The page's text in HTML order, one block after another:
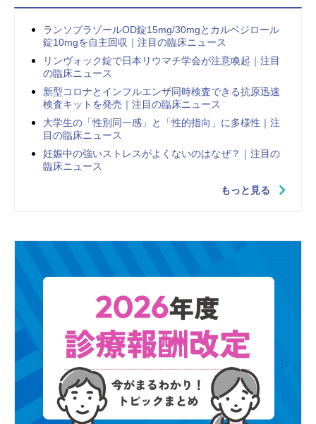
ランソプラゾールOD錠15mg/30mgとカルベジロール
錠10mgを自主回収｜注目の臨床ニュース
リンヴォック錠で日本リウマチ学会が注意喚起｜注目
の臨床ニュース
新型コロナとインフルエンザ同時検査できる抗原迅速
検査キットを発売｜注目の臨床ニュース
大学生の「性別同一感」と「性的指向」に多様性｜注
目の臨床ニュース
妊娠中の強いストレスがよくないのはなぜ？｜注目の
臨床ニュース
もっと見る